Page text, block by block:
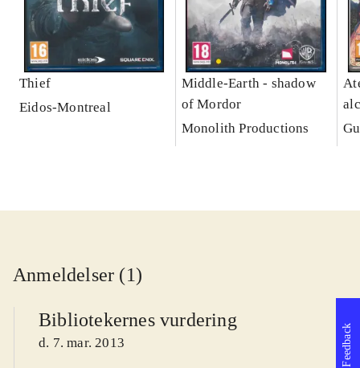
Thief
Eidos-Montreal
Middle-Earth - shadow
of Mordor
Monolith Productions
Anmeldelser (1)
Bibliotekernes vurdering
d. 7. mar. 2013 Feedback